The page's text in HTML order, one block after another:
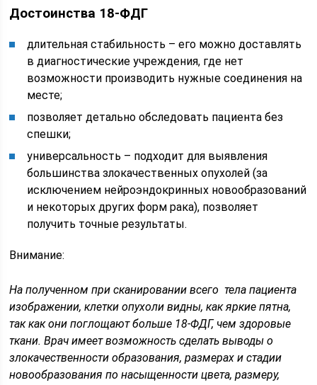
Достоинства 18-ФДГ
длительная стабильность – его можно доставлять
в диагностические учреждения, где нет
возможности производить нужные соединения на
месте;
позволяет детально обследовать пациента без
спешки;
универсальность – подходит для выявления
большинства злокачественных опухолей (за
исключением нейроэндокринных новообразований
и некоторых других форм рака), позволяет
получить точные результаты.
Внимание:
На полученном при сканировании всего тела пациента
изображении, клетки опухоли видны, как яркие пятна,
так как они поглощают больше 18-ФДГ, чем здоровые
ткани. Врач имеет возможность сделать выводы о
злокачественности образования, размерах и стадии
новообразования по насыщенности цвета, размеру,